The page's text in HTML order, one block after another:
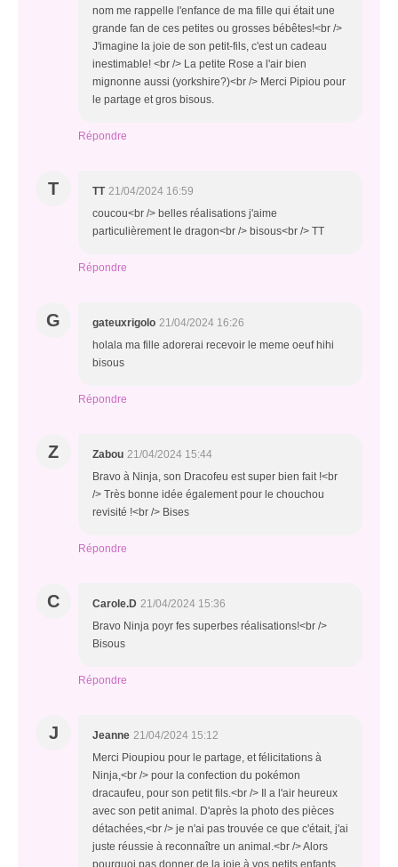
nom me rappelle l'enfance de ma fille qui était une
grande fan de ces petites ou grosses bébêtes!<br />
J'imagine la joie de son petit-fils, c'est un cadeau
inestimable! <br /> La petite Rose a l'air bien
mignonne aussi (yorkshire?)<br /> Merci Pipiou pour
le partage et gros bisous.
Répondre
T TT 21/04/2024 16:59
coucou<br /> belles réalisations j'aime
particulièrement le dragon<br /> bisous<br /> TT
Répondre
G gateuxrigolo 21/04/2024 16:26
holala ma fille adorerai recevoir le meme oeuf hihi
bisous
Répondre
Z Zabou 21/04/2024 15:44
Bravo à Ninja, son Dracofeu est super bien fait !<br
/> Très bonne idée également pour le chouchou
revisité !<br /> Bises
Répondre
C Carole.D 21/04/2024 15:36
Bravo Ninja poyr fes superbes réalisations!<br />
Bisous
Répondre
J Jeanne 21/04/2024 15:12
Merci Pioupiou pour le partage, et félicitations à
Ninja,<br /> pour la confection du pokémon
dracaufeu, pour son petit fils.<br /> Il a l'air heureux
avec son petit animal. D'après la photo des pièces
détachées,<br /> je n'ai pas trouvée ce que c'était, j'ai
juste réussie à reconnaître un animal.<br /> Alors
pourquoi pas donner de la joie à vos petits enfants